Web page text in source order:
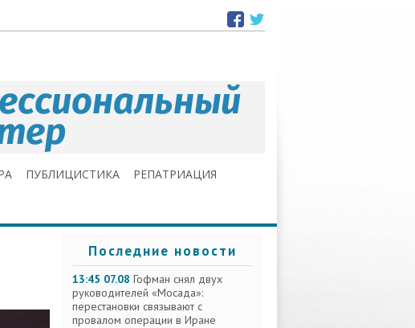
ПУБЛИЦИСТИКА РЕПАТРИАЦИЯ
Последние новости
13:45 07.08 Гофман снял двух
руководителей «Мосада»:
перестановки связывают с
провалом операции в Иране